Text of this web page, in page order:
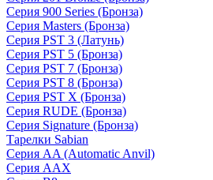
Серия 900 Series (Бронза)
Серия Masters (Бронза)
Серия PST 3 (Латунь)
Серия PST 5 (Бронза)
Серия PST 7 (Бронза)
Серия PST 8 (Бронза)
Серия PST X (Бронза)
Серия RUDE (Бронза)
Серия Signature (Бронза)
Тарелки Sabian
Серия AA (Automatic Anvil)
Серия AAX